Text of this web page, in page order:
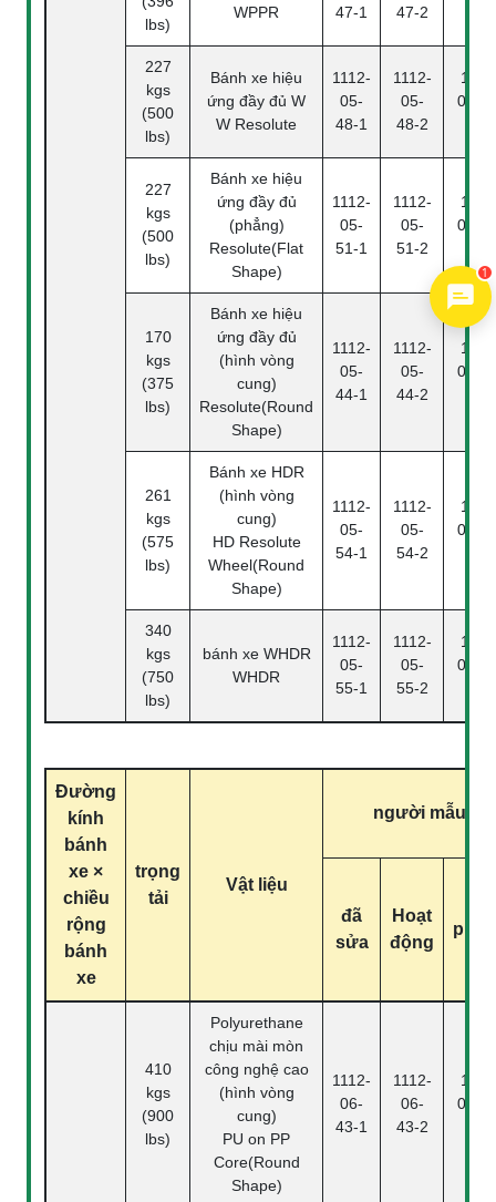
lbs)
WPPR 47-1 47-2
227
kgs
(500
lbs)
Bánh xe hiệu
ứng đầy đủ W
W Resolute
1112-
05-
48-1
1112-
05-
48-2
05-
227
kgs
(500
lbs)
Bánh xe hiệu
ứng đầy đủ
(phẳng)
Resolute(Flat
Shape)
1112-
05-
51-1
1112-
05-
51-2
05-
170
kgs
(375
lbs)
Bánh xe hiệu
ứng đầy đủ
(hình vòng
cung)
Resolute(Round
Shape)
1112-
05-
44-1
1112-
05-
44-2
05-
261
kgs
(575
lbs)
Bánh xe HDR
(hình vòng
cung)
HD Resolute
Wheel(Round
Shape)
1112-
05-
54-1
1112-
05-
54-2
05-
340
kgs
(750
lbs)
bánh xe WHDR
WHDR
1112-
05-
55-1
1112-
05-
55-2
05-
Đường
kính
bánh
xe ×
chiều
rộng
bánh
xe
trọng
tải
Vật liệu
người mẫu
đã
sửa
Hoạt
động
410
kgs
(900
lbs)
Polyurethane
chịu mài mòn
công nghệ cao
(hình vòng
cung)
PU on PP
Core(Round
Shape)
1112-
06-
43-1
1112-
06-
43-2
06-